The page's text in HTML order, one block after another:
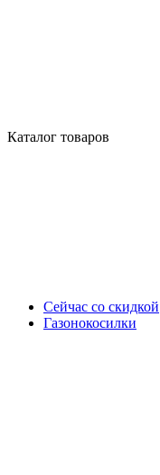
Каталог товаров
Сейчас со скидкой
Газонокосилки